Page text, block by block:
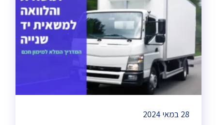
28 במאי 2024